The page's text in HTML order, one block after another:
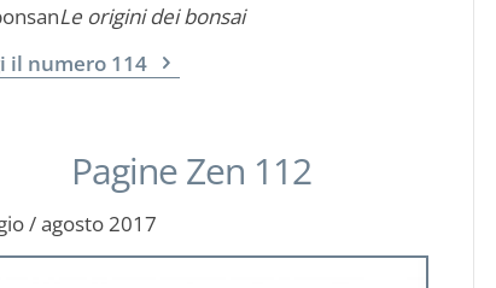
Le origini dei bonsai
il numero 114
Pagine Zen 112
/ agosto 2017